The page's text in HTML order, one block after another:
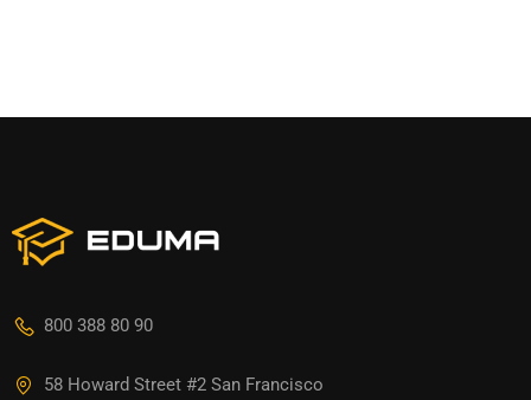
800 388 80 90
58 Howard Street #2 San Francisco